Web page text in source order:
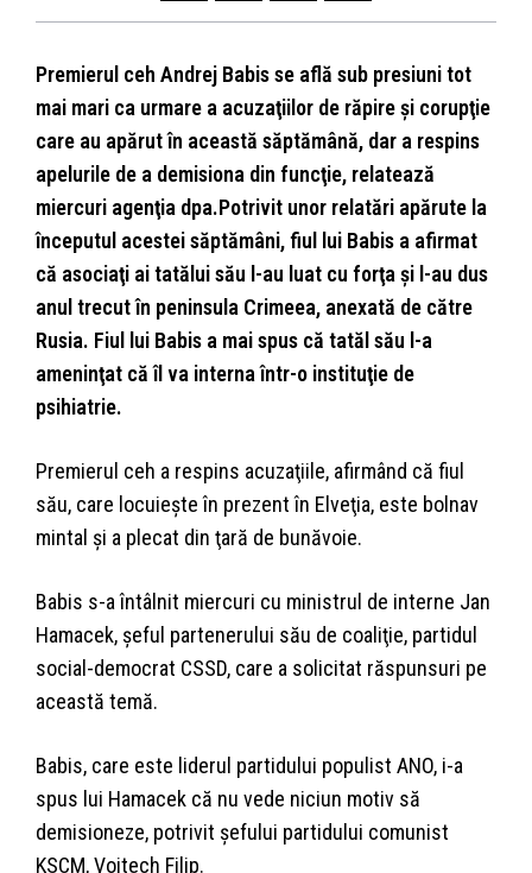
Premierul ceh Andrej Babis se află sub presiuni tot
mai mari ca urmare a acuzaţiilor de răpire şi corupţie
care au apărut în această săptămână, dar a respins
apelurile de a demisiona din funcţie, relatează
miercuri agenţia dpa.Potrivit unor relatări apărute la
începutul acestei săptămâni, fiul lui Babis a afirmat
că asociaţi ai tatălui său l-au luat cu forţa şi l-au dus
anul trecut în peninsula Crimeea, anexată de către
Rusia. Fiul lui Babis a mai spus că tatăl său l-a
ameninţat că îl va interna într-o instituţie de
psihiatrie.
Premierul ceh a respins acuzaţiile, afirmând că fiul
său, care locuieşte în prezent în Elveţia, este bolnav
mintal şi a plecat din ţară de bunăvoie.
Babis s-a întâlnit miercuri cu ministrul de interne Jan
Hamacek, şeful partenerului său de coaliţie, partidul
social-democrat CSSD, care a solicitat răspunsuri pe
această temă.
Babis, care este liderul partidului populist ANO, i-a
spus lui Hamacek că nu vede niciun motiv să
demisioneze, potrivit şefului partidului comunist
KSCM, Vojtech Filip.